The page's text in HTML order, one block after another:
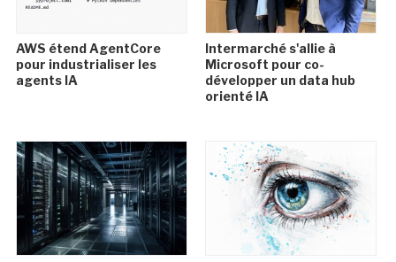
AWS étend AgentCore
pour industrialiser les
agents IA
Intermarché s'allie à
Microsoft pour co-
développer un data hub
orienté IA